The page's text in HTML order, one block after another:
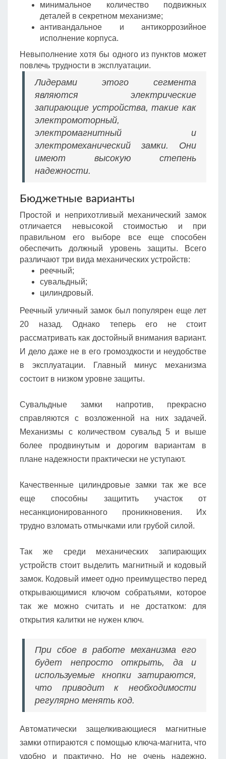
минимальное количество подвижных
деталей в секретном механизме;
антивандальное и антикоррозийное
исполнение корпуса.
Невыполнение хотя бы одного из пунктов может
повлечь трудности в эксплуатации.
Лидерами этого сегмента
являются электрические
запирающие устройства, такие как
электромоторный,
электромагнитный и
электромеханический замки. Они
имеют высокую степень
надежности.
Бюджетные варианты
Простой и неприхотливый механический замок
отличается невысокой стоимостью и при
правильном его выборе все еще способен
обеспечить должный уровень защиты. Всего
различают три вида механических устройств:
реечный;
сувальдный;
цилиндровый.
Реечный уличный замок был популярен еще лет
20 назад. Однако теперь его не стоит
рассматривать как достойный внимания вариант.
И дело даже не в его громоздкости и неудобстве
в эксплуатации. Главный минус механизма
состоит в низком уровне защиты.
Сувальдные замки напротив, прекрасно
справляются с возложенной на них задачей.
Механизмы с количеством сувальд 5 и выше
более продвинутым и дорогим вариантам в
плане надежности практически не уступают.
Качественные цилиндровые замки так же все
еще способны защитить участок от
несанкционированного проникновения. Их
трудно взломать отмычками или грубой силой.
Так же среди механических запирающих
устройств стоит выделить магнитный и кодовый
замок. Кодовый имеет одно преимущество перед
открывающимися ключом собратьями, которое
так же можно считать и не достатком: для
открытия калитки не нужен ключ.
При сбое в работе механизма его
будет непросто открыть, да и
используемые кнопки затираются,
что приводит к необходимости
регулярно менять код.
Автоматически защелкивающиеся магнитные
замки отпираются с помощью ключа-магнита, что
удобно и практично. Но не очень надежно.